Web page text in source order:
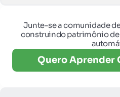
Junte-se a comunidade
construindo patrimônio de
Quero Aprender